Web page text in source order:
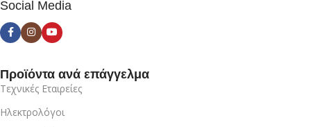
Social Media
Προϊόντα ανά επάγγελμα
Τεχνικές Εταιρείες
Ηλεκτρολόγοι